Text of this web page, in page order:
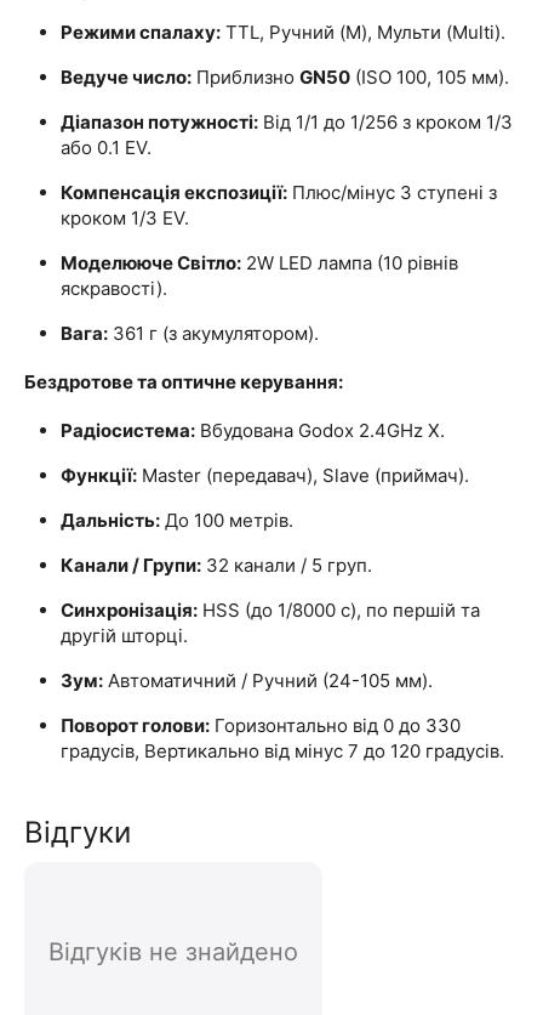
Режими спалаху: TTL, Ручний (M), Мульти (Multi).
Ведуче число: Приблизно GN50 (ISO 100, 105 мм).
Діапазон потужності: Від 1/1 до 1/256 з кроком 1/3
або 0.1 EV.
Компенсація експозиції: Плюс/мінус 3 ступені з
кроком 1/3 EV.
Моделююче Світло: 2W LED лампа (10 рівнів
яскравості).
Вага: 361 г (з акумулятором).
Бездротове та оптичне керування:
Радіосистема: Вбудована Godox 2.4GHz X.
Функції: Master (передавач), Slave (приймач).
Дальність: До 100 метрів.
Канали / Групи: 32 канали / 5 груп.
Синхронізація: HSS (до 1/8000 с), по першій та
другій шторці.
Зум: Автоматичний / Ручний (24-105 мм).
Поворот голови: Горизонтально від 0 до 330
градусів, Вертикально від мінус 7 до 120 градусів.
Відгуки
Відгуків не знайдено